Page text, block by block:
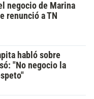
negocio de Marina
renunció a TN
habló sobre
"No negocio la